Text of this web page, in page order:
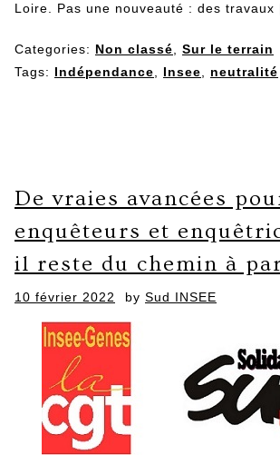
Loire. Pas une nouveauté : des
Categories: Non classé
Sur le terrain
Tags: Indépendance Insee neutralité
De vraies avancées
enquêteurs et
il reste du chemin à
Posted
10 février 2022 by Sud INSEE